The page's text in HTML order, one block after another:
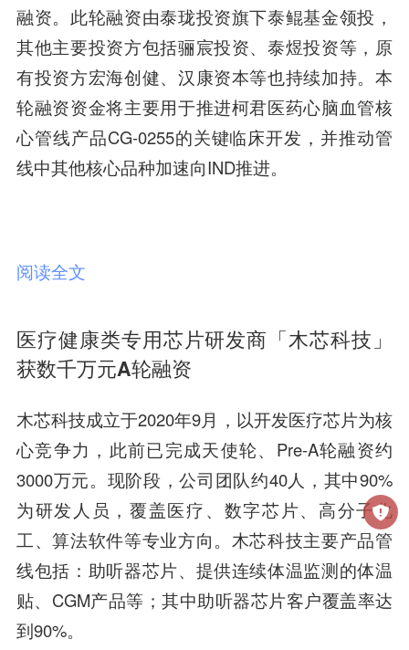
融资。此轮融资由泰珑投资旗下泰鲲基金领投，
其他主要投资方包括骊宸投资、泰煜投资等，原
有投资方宏海创健、汉康资本等也持续加持。本
轮融资资金将主要用于推进柯君医药心脑血管核
心管线产品CG-0255的关键临床开发，并推动管
线中其他核心品种加速向IND推进。
阅读全文
医疗健康类专用芯片研发商「木芯科技」
获数千万元A轮融资
木芯科技成立于2020年9月，以开发医疗芯片为核
心竞争力，此前已完成天使轮、Pre-A轮融资约
3000万元。现阶段，公司团队约40人，其中90%
为研发人员，覆盖医疗、数字芯片、高分子化
工、算法软件等专业方向。木芯科技主要产品管
线包括：助听器芯片、提供连续体温监测的体温
贴、CGM产品等；其中助听器芯片客户覆盖率达
到90%。